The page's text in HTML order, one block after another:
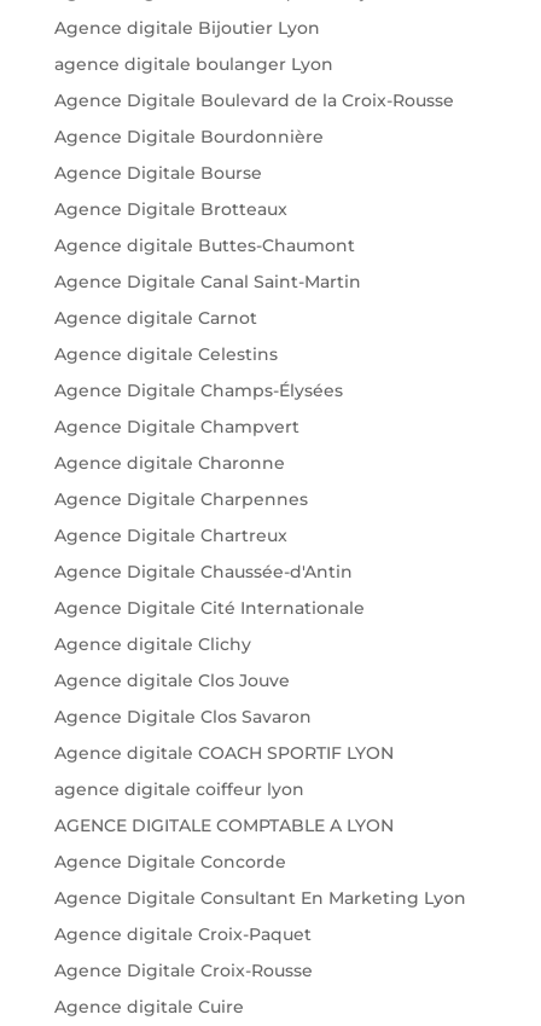
Agence digitale Bijoutier Lyon
agence digitale boulanger Lyon
Agence Digitale Boulevard de la Croix-Rousse
Agence Digitale Bourdonnière
Agence Digitale Bourse
Agence Digitale Brotteaux
Agence digitale Buttes-Chaumont
Agence Digitale Canal Saint-Martin
Agence digitale Carnot
Agence digitale Celestins
Agence Digitale Champs-Élysées
Agence Digitale Champvert
Agence digitale Charonne
Agence Digitale Charpennes
Agence Digitale Chartreux
Agence Digitale Chaussée-d'Antin
Agence Digitale Cité Internationale
Agence digitale Clichy
Agence digitale Clos Jouve
Agence Digitale Clos Savaron
Agence digitale COACH SPORTIF LYON
agence digitale coiffeur lyon
AGENCE DIGITALE COMPTABLE A LYON
Agence Digitale Concorde
Agence Digitale Consultant En Marketing Lyon
Agence digitale Croix-Paquet
Agence Digitale Croix-Rousse
Agence digitale Cuire